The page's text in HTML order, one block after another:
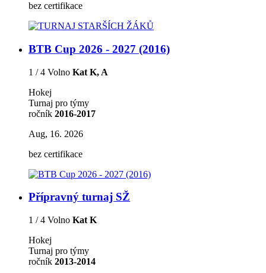
bez certifikace
BTB Cup 2026 - 2027 (2016)
1 / 4 Volno Kat K, A
Hokej
Turnaj pro týmy
ročník 2016-2017
Aug, 16. 2026
bez certifikace
Přípravný turnaj SŽ
1 / 4 Volno Kat K
Hokej
Turnaj pro týmy
ročník 2013-2014